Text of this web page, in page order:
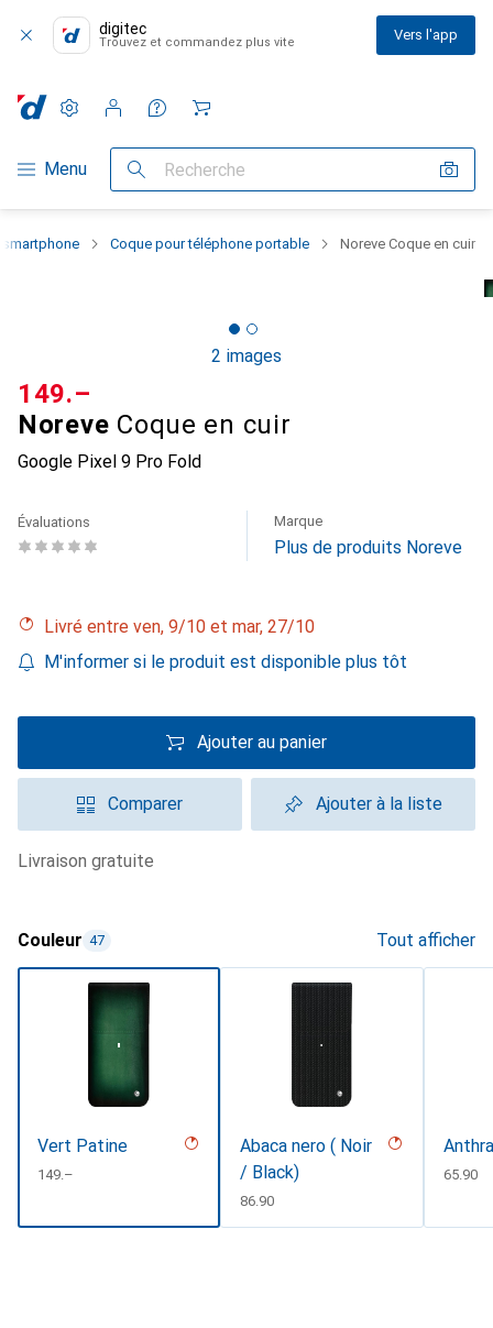
digitec
Trouvez et commandez plus vite Vers l'app
Navigation par catégorie
Menu Recherche
Paramètres
Compte client
Listes de comparaison
Listes d'envies
Panier
Coque pour téléphone portable Noreve Coque en cuir
2 images
Noreve Coque en cuir
Google Pixel 9 Pro Fold
CHF
149.–
Évaluations Marque
Plus de produits Noreve
Livré entre ven, 9/10 et mar, 27/10
M'informer si le produit est disponible plus tôt
Ajouter au panier
Comparer Ajouter à la liste
livraison gratuite
Couleur 47 Tout afficher
Vert Patine
CHF
149.–
Abaca nero ( Noir
/ Black)
CHF
86.90
CHF
65.90